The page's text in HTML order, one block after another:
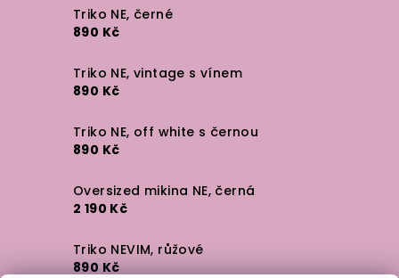
Triko NE, černé
890 Kč
Triko NE, vintage s vínem
890 Kč
Triko NE, off white s černou
890 Kč
Oversized mikina NE, černá
2 190 Kč
Triko NEVIM, růžové
890 Kč